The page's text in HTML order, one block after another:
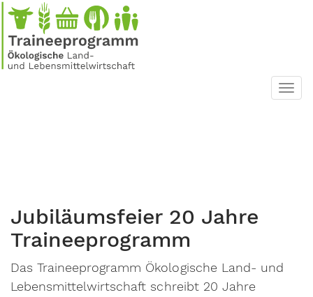
Direkt
zum
Inhalt
Jubiläumsfeier 20 Jahre
Trainee­programm
Das Traineeprogramm Ökologische Land- und
Lebensmittelwirtschaft schreibt 20 Jahre